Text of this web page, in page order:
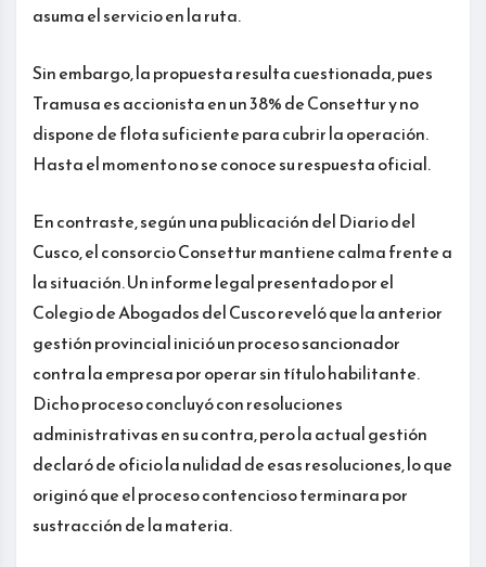
asuma el servicio en la ruta.
Sin embargo, la propuesta resulta cuestionada, pues
Tramusa es accionista en un 38% de Consettur y no
dispone de flota suficiente para cubrir la operación.
Hasta el momento no se conoce su respuesta oficial.
En contraste, según una publicación del Diario del
Cusco, el consorcio Consettur mantiene calma frente a
la situación. Un informe legal presentado por el
Colegio de Abogados del Cusco reveló que la anterior
gestión provincial inició un proceso sancionador
contra la empresa por operar sin título habilitante.
Dicho proceso concluyó con resoluciones
administrativas en su contra, pero la actual gestión
declaró de oficio la nulidad de esas resoluciones, lo que
originó que el proceso contencioso terminara por
sustracción de la materia.